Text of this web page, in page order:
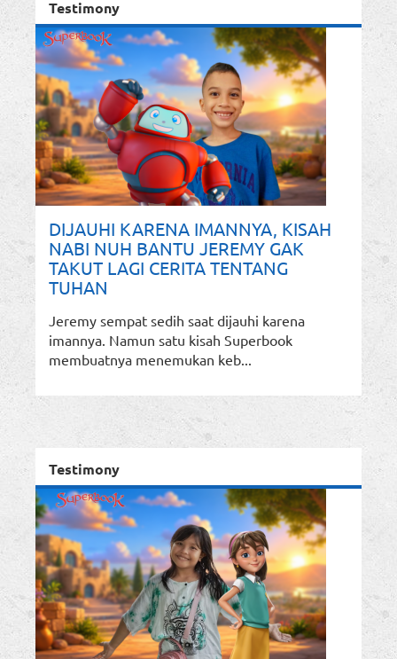
Testimony
DIJAUHI KARENA IMANNYA, KISAH
NABI NUH BANTU JEREMY GAK
TAKUT LAGI CERITA TENTANG
TUHAN
Jeremy sempat sedih saat dijauhi karena
imannya. Namun satu kisah Superbook
membuatnya menemukan keb...
Testimony